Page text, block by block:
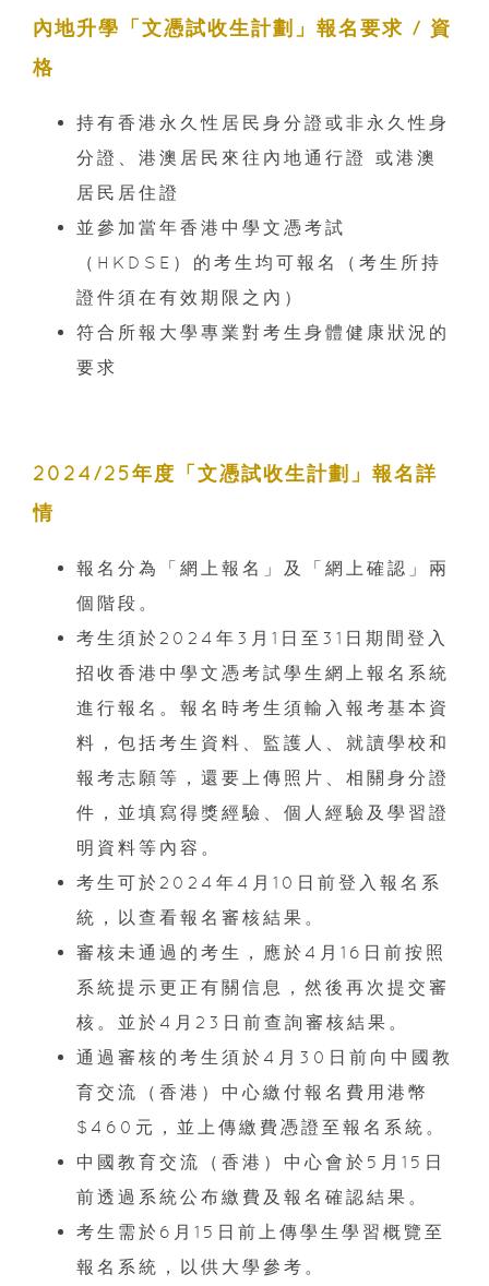
內地升學「文憑試收生計劃」報名要求 / 資
格
持有香港永久性居民身分證或非永久性身
分證、港澳居民來往內地通行證 或港澳
居民居住證
並參加當年香港中學文憑考試
（HKDSE）的考生均可報名（考生所持
證件須在有效期限之內）
符合所報大學專業對考生身體健康狀況的
要求
2024/25年度「文憑試收生計劃」報名詳
情
報名分為「網上報名」及「網上確認」兩
個階段。
考生須於2024年3月1日至31日期間登入
招收香港中學文憑考試學生網上報名系統
進行報名。報名時考生須輸入報考基本資
料，包括考生資料、監護人、就讀學校和
報考志願等，還要上傳照片、相關身分證
件，並填寫得獎經驗、個人經驗及學習證
明資料等內容。
考生可於2024年4月10日前登入報名系
統，以查看報名審核結果。
審核未通過的考生，應於4月16日前按照
系統提示更正有關信息，然後再次提交審
核。並於4月23日前查詢審核結果。
通過審核的考生須於4月30日前向中國教
育交流（香港）中心繳付報名費用港幣
$460元，並上傳繳費憑證至報名系統。
中國教育交流（香港）中心會於5月15日
前透過系統公布繳費及報名確認結果。
考生需於6月15日前上傳學生學習概覽至
報名系統，以供大學參考。